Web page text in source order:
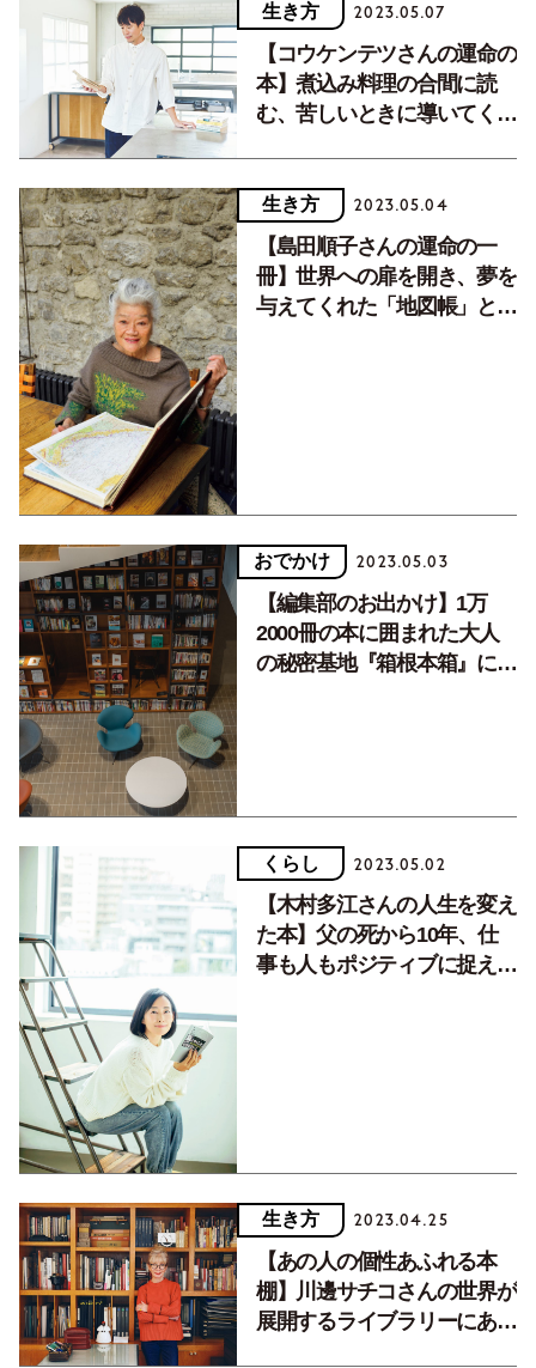
生き方 2023.05.07
【コウケンテツさんの運命の
本】煮込み料理の合間に読
む、苦しいときに導いてくれ
生き方 2023.05.04
【島田順子さんの運命の一
冊】世界への扉を開き、夢を
与えてくれた「地図帳」とい
おでかけ 2023.05.03
【編集部のお出かけ】1万
2000冊の本に囲まれた大人
の秘密基地『箱根本箱』にお
くらし 2023.05.02
【木村多江さんの人生を変え
た本】父の死から10年、仕
事も人もポジティブに捉える
生き方 2023.04.25
【あの人の個性あふれる本
棚】川邊サチコさんの世界が
展開するライブラリーにある